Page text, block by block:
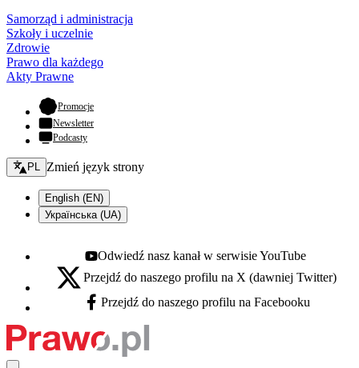
Samorząd i administracja
Szkoły i uczelnie
Zdrowie
Prawo dla każdego
Akty Prawne
Promocje- otwiera się w nowej karcie
Newsletter
Podcasty
Zmień język - bieżący:
PL Zmień język strony
English (EN)
Українська (UA)
Youtube - otwiera się w nowej karcie
Odwiedź nasz kanał w serwisie YouTube
X - otwiera się w nowej karcie
Przejdź do naszego profilu na X (dawniej Twitter)
Facebook - otwiera się w nowej karcie
Przejdź do naszego profilu na Facebooku